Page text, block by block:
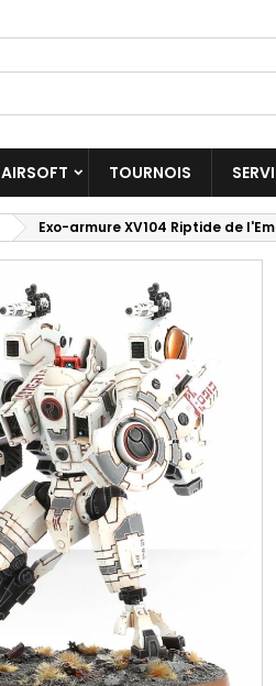
AIRSOFT TOURNOIS
Exo-armure XV104 Riptide de